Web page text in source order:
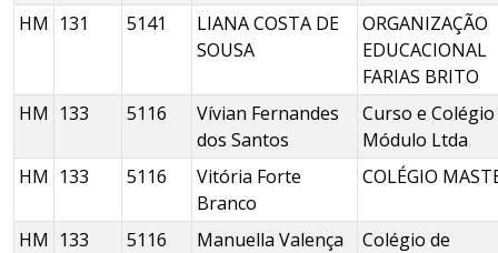
HM 131 5141
LIANA COSTA DE
SOUSA
ORGANIZAÇÃO
EDUCACIONAL
FARIAS BRITO
HM 133 5116
Vívian Fernandes
dos Santos
Curso e Colégio
Módulo Ltda
HM 133 5116
Vitória Forte
Branco
COLÉGIO
HM 133 5116
Manuella Valença
Colégio de